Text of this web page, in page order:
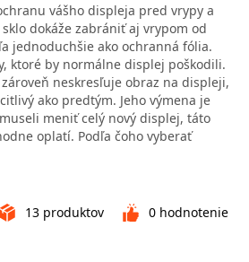
vášho displeja pred vrypy a
dokáže zabrániť aj vrypom od
jednoduchšie ako ochranná fólia.
ktoré by normálne displej poškodili.
neskresľuje obraz na displeji,
ako predtým. Jeho výmena je
meniť celý nový displej, táto
oplatí. Podľa čoho vyberať
13 produktov 0 hodnotenie